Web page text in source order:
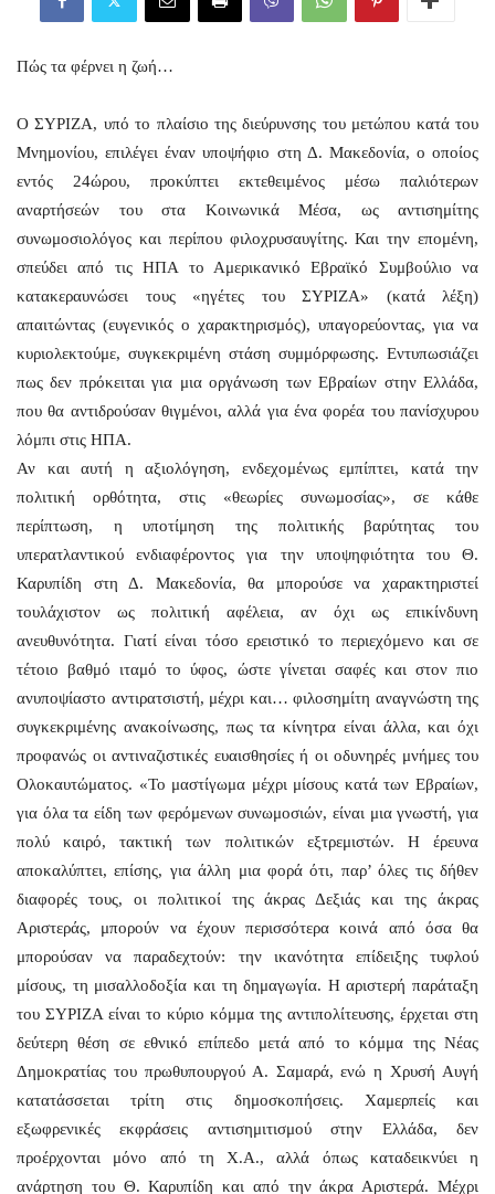
Πώς τα φέρνει η ζωή…
Ο ΣΥΡΙΖΑ, υπό το πλαίσιο της διεύρυνσης του μετώπου κατά του
Μνημονίου, επιλέγει έναν υποψήφιο στη Δ. Μακεδονία, ο οποίος
εντός 24ώρου, προκύπτει εκτεθειμένος μέσω παλιότερων
αναρτήσεών του στα Kοινωνικά Mέσα, ως αντισημίτης
συνωμοσιολόγος και περίπου φιλοχρυσαυγίτης. Και την επομένη,
σπεύδει από τις ΗΠΑ το Αμερικανικό Εβραϊκό Συμβούλιο να
κατακεραυνώσει τους «ηγέτες του ΣΥΡΙΖΑ» (κατά λέξη)
απαιτώντας (ευγενικός ο χαρακτηρισμός), υπαγορεύοντας, για να
κυριολεκτούμε, συγκεκριμένη στάση συμμόρφωσης. Εντυπωσιάζει
πως δεν πρόκειται για μια οργάνωση των Εβραίων στην Ελλάδα,
που θα αντιδρούσαν θιγμένοι, αλλά για ένα φορέα του πανίσχυρου
λόμπι στις ΗΠΑ.
Αν και αυτή η αξιολόγηση, ενδεχομένως εμπίπτει, κατά την
πολιτική ορθότητα, στις «θεωρίες συνωμοσίας», σε κάθε
περίπτωση, η υποτίμηση της πολιτικής βαρύτητας του
υπερατλαντικού ενδιαφέροντος για την υποψηφιότητα του Θ.
Καρυπίδη στη Δ. Μακεδονία, θα μπορούσε να χαρακτηριστεί
τουλάχιστον ως πολιτική αφέλεια, αν όχι ως επικίνδυνη
ανευθυνότητα. Γιατί είναι τόσο ερειστικό το περιεχόμενο και σε
τέτοιο βαθμό ιταμό το ύφος, ώστε γίνεται σαφές και στον πιο
ανυποψίαστο αντιρατσιστή, μέχρι και… φιλοσημίτη αναγνώστη της
συγκεκριμένης ανακοίνωσης, πως τα κίνητρα είναι άλλα, και όχι
προφανώς οι αντιναζιστικές ευαισθησίες ή οι οδυνηρές μνήμες του
Oλοκαυτώματος. «Το μαστίγωμα μέχρι μίσους κατά των Εβραίων,
για όλα τα είδη των φερόμενων συνωμοσιών, είναι μια γνωστή, για
πολύ καιρό, τακτική των πολιτικών εξτρεμιστών. Η έρευνα
αποκαλύπτει, επίσης, για άλλη μια φορά ότι, παρ’ όλες τις δήθεν
διαφορές τους, οι πολιτικοί της άκρας Δεξιάς και της άκρας
Αριστεράς, μπορούν να έχουν περισσότερα κοινά από όσα θα
μπορούσαν να παραδεχτούν: την ικανότητα επίδειξης τυφλού
μίσους, τη μισαλλοδοξία και τη δημαγωγία. Η αριστερή παράταξη
του ΣΥΡΙΖΑ είναι το κύριο κόμμα της αντιπολίτευσης, έρχεται στη
δεύτερη θέση σε εθνικό επίπεδο μετά από το κόμμα της Νέας
Δημοκρατίας του πρωθυπουργού Α. Σαμαρά, ενώ η Χρυσή Αυγή
κατατάσσεται τρίτη στις δημοσκοπήσεις. Χαμερπείς και
εξωφρενικές εκφράσεις αντισημιτισμού στην Ελλάδα, δεν
προέρχονται μόνο από τη Χ.Α., αλλά όπως καταδεικνύει η
ανάρτηση του Θ. Καρυπίδη και από την άκρα Αριστερά. Μέχρι